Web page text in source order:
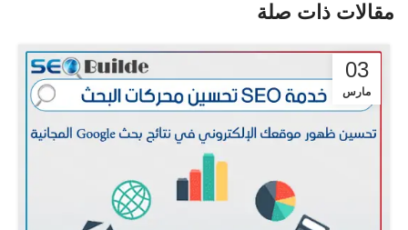
مقالات ذات صلة
03
مارس